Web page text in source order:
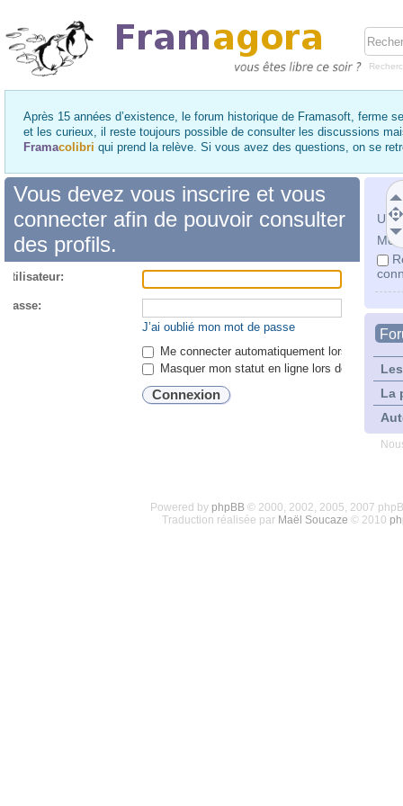
Après 15 années d’existence, le forum historique de Framasoft, ferme
et les curieux, il reste toujours possible de consulter les discussions
Framacolibri qui prend la relève. Si vous avez des questions, on se
Mot
La
Vous devez vous inscrire et vous
connecter afin de pouvoir consulter
des profils.
passe:
J’ai oublié mon mot de passe
Me connecter automatiquement lors de
Masquer mon statut en ligne lors de cette
Powered by phpBB© 2000, 2002, 2005, 2007
Traduction réalisée par Maël Soucaze © 2010